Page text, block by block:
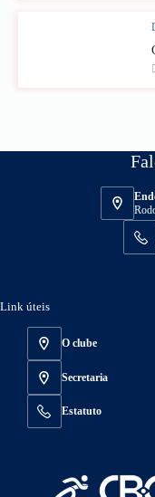
Link úteis
O clube
Secretaria
Estatuto